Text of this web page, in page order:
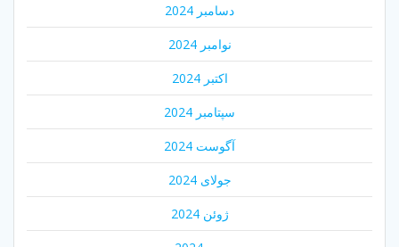
دسامبر 2024
نوامبر 2024
اکتبر 2024
سپتامبر 2024
آگوست 2024
جولای 2024
ژوئن 2024